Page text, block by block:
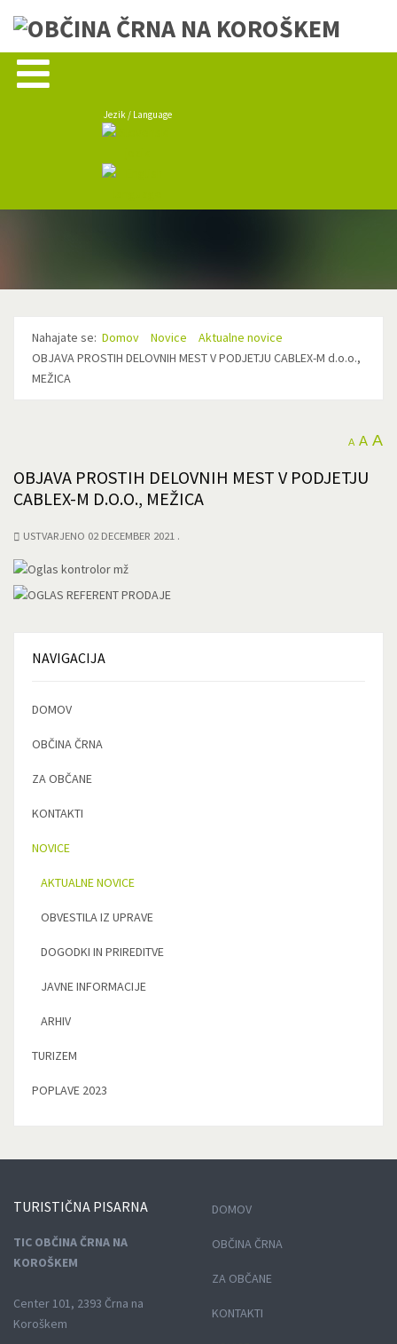
Jezik / Language
Nahajate se: Domov Novice
Aktualne novice
OBJAVA PROSTIH DELOVNIH MEST V PODJETJU CABLEX-M d.o.o.,
MEŽICA
A A A
OBJAVA PROSTIH DELOVNIH MEST V PODJETJU
CABLEX-M D.O.O., MEŽICA
USTVARJENO 02 DECEMBER 2021
NAVIGACIJA
DOMOV
OBČINA ČRNA
ZA OBČANE
KONTAKTI
NOVICE
AKTUALNE NOVICE
OBVESTILA IZ UPRAVE
DOGODKI IN PRIREDITVE
JAVNE INFORMACIJE
ARHIV
TURIZEM
POPLAVE 2023
TURISTIČNA PISARNA
TIC OBČINA ČRNA NA
KOROŠKEM
Center 101, 2393 Črna na
Koroškem
DOMOV
OBČINA ČRNA
ZA OBČANE
KONTAKTI